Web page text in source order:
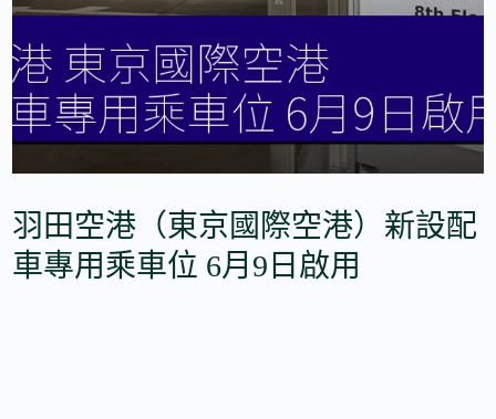
羽田空港（東京國際空港）新設配
車專用乘車位 6月9日啟用